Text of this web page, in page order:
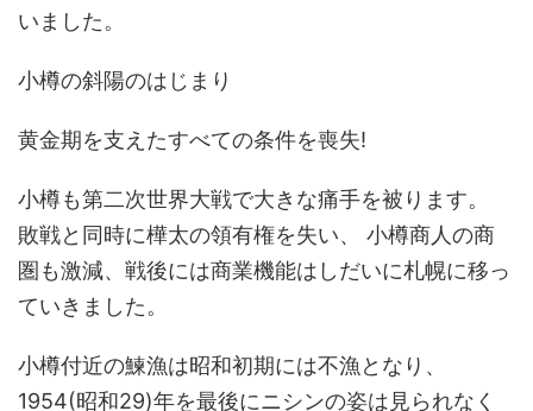
いました。
小樽の斜陽のはじまり
黄金期を支えたすべての条件を喪失!
小樽も第二次世界大戦で大きな痛手を被ります。
敗戦と同時に樺太の領有権を失い、 小樽商人の商
圏も激減、戦後には商業機能はしだいに札幌に移っ
ていきました。
小樽付近の鰊漁は昭和初期には不漁となり、
1954(昭和29)年を最後にニシンの姿は見られなく